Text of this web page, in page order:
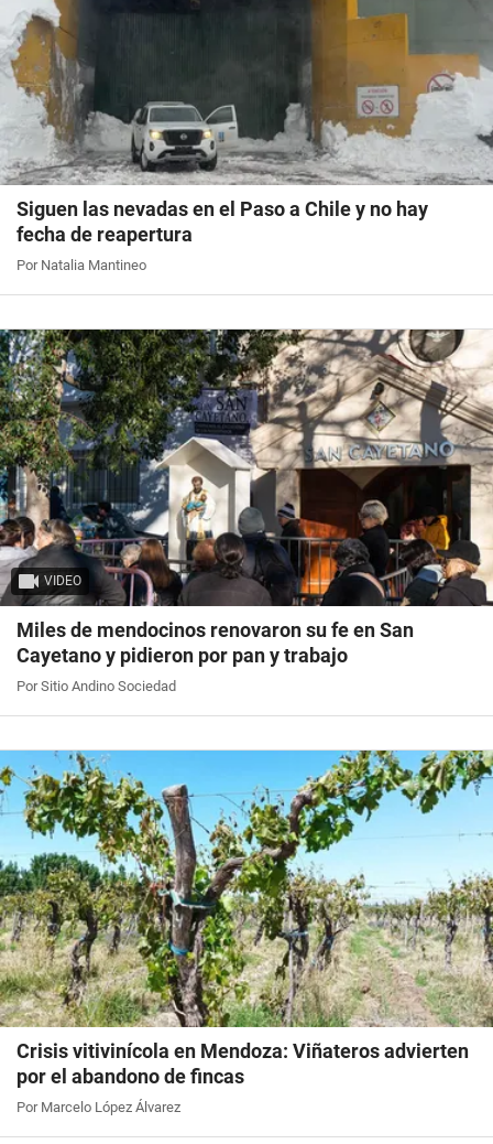
Siguen las nevadas en el Paso a Chile y no hay
fecha de reapertura
Por Natalia Mantineo
VIDEO
Miles de mendocinos renovaron su fe en San
Cayetano y pidieron por pan y trabajo
Por Sitio Andino Sociedad
Crisis vitivinícola en Mendoza: Viñateros advierten
por el abandono de fincas
Por Marcelo López Álvarez